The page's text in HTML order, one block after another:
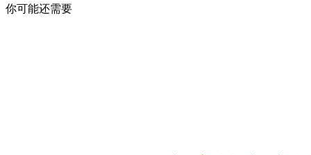
你可能还需要